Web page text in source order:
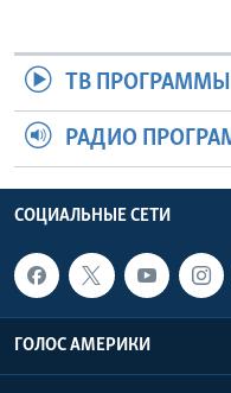
ТВ ПРОГРАММЫ
РАДИО
СОЦИАЛЬНЫЕ СЕТИ
ГОЛОС АМЕРИКИ